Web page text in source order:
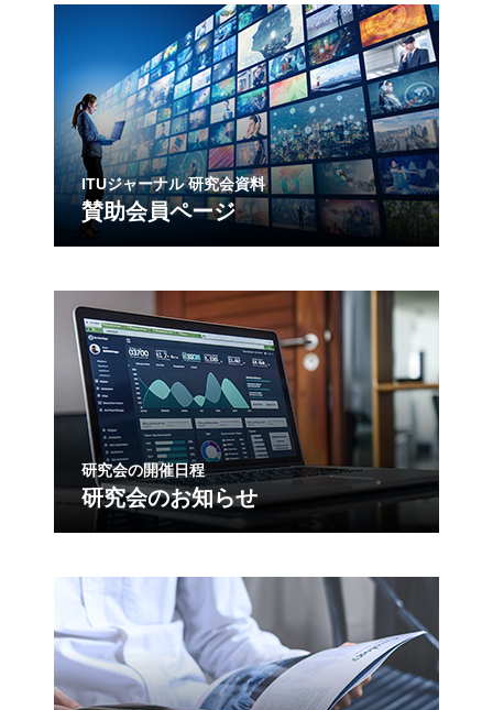
ITUジャーナル 研究会資料
賛助会員ページ
研究会の開催日程
研究会のお知らせ